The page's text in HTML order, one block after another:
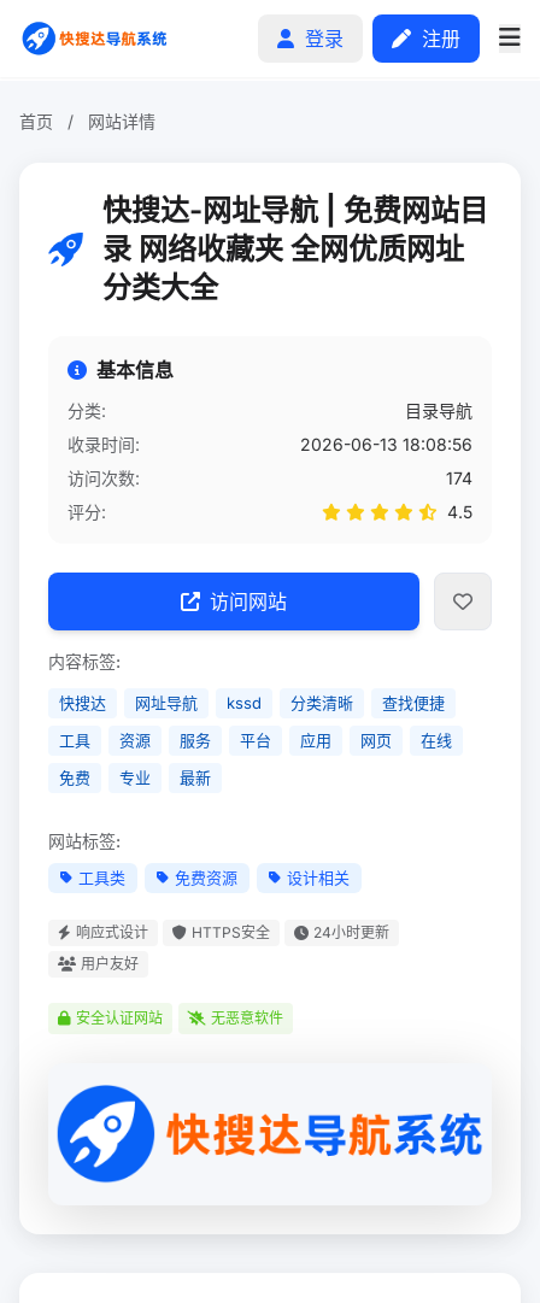
登录 注册
分类排行
申请收录
自助广告
首页 / 网站详情
快搜达-网址导航 | 免费网站目
录 网络收藏夹 全网优质网址
分类大全
基本信息
分类:
目录导航
收录时间:
2026-06-13 18:08:56
访问次数:
174
评分:
4.5
访问网站
内容标签:
快搜达 网址导航 kssd 分类清晰
查找便捷
工具
资源 服务 平台 应用 网页
在线
免费
专业 最新
网站标签:
工具类 免费资源 设计相关
响应式设计 HTTPS安全
24小时更新
用户友好
安全认证网站 无恶意软件